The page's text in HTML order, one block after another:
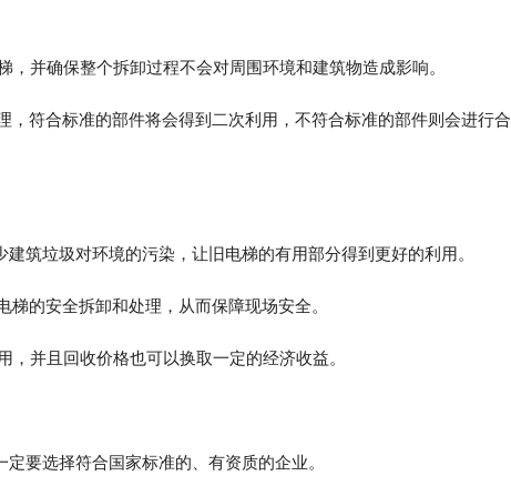
并确保整个拆卸过程不会对周围环境和建筑物造成影响。
符合标准的部件将会得到二次利用，不符合标准的部件则会进行合
筑垃圾对环境的污染，让旧电梯的有用部分得到更好的利用。
的安全拆卸和处理，从而保障现场安全。
并且回收价格也可以换取一定的经济收益。
要选择符合国家标准的、有资质的企业。